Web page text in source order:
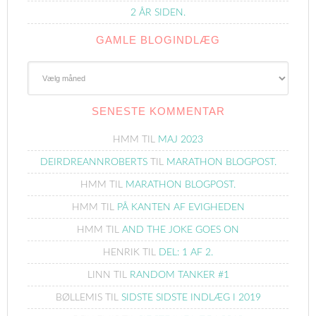
2 ÅR SIDEN.
GAMLE BLOGINDLÆG
SENESTE KOMMENTAR
HMM TIL MAJ 2023
DEIRDREANNROBERTSTIL MARATHON BLOGPOST.
HMM TIL MARATHON BLOGPOST.
HMM TIL PÅ KANTEN AF EVIGHEDEN
HMM TIL AND THE JOKE GOES ON
HENRIK TIL DEL: 1 AF 2.
LINN TIL RANDOM TANKER #1
BØLLEMISTIL SIDSTE SIDSTE INDLÆG I 2019